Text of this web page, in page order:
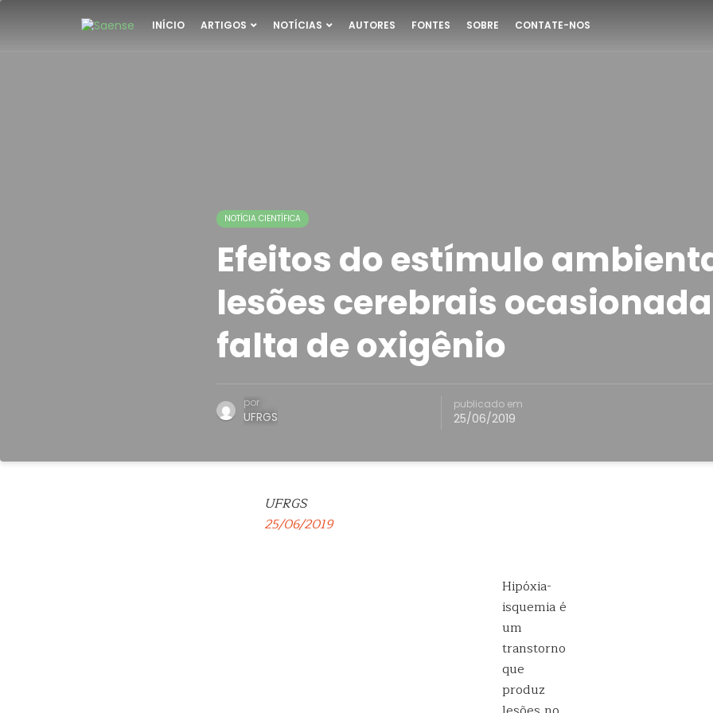
INÍCIO ARTIGOS NOTÍCIAS AUTORES FONTES SOBRE CONTATE-NOS
NOTÍCIA CIENTÍFICA
Efeitos do estímulo
lesões cerebrais
falta de oxigênio
por
UFRGS
publicado em
25/06/2019
UFRGS
25/06/2019
Hipóxia-
isquemia é
um
transtorno
que
produz